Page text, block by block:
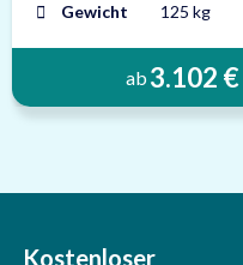
Gewicht
125 kg
ab 3.102 €
Kostenloser